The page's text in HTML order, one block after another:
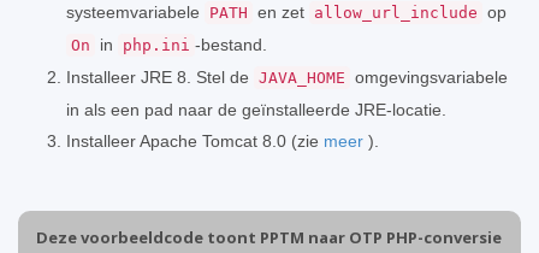
systeemvariabele
PATH en zet allow_url_include op
On in php.ini -bestand.
Installeer JRE 8. Stel de JAVA_HOME omgevingsvariabele
in als een pad naar de geïnstalleerde JRE-locatie.
Installeer Apache Tomcat 8.0 (zie meer ).
Deze voorbeeldcode toont PPTM naar OTP PHP-conversie